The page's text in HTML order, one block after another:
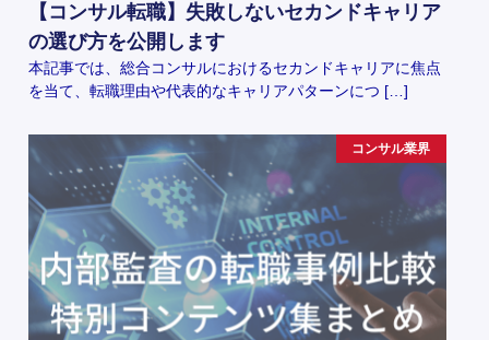
【コンサル転職】失敗しないセカンドキャリア
の選び方を公開します
本記事では、総合コンサルにおけるセカンドキャリアに焦点
を当て、転職理由や代表的なキャリアパターンにつ […]
コンサル業界